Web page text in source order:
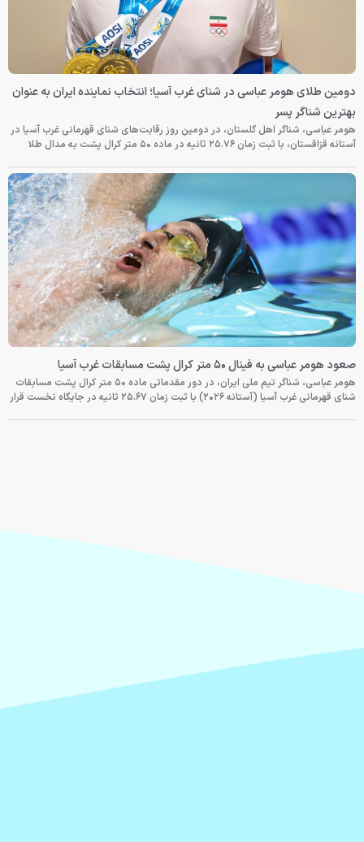
دومین طلای هومر عباسی در شنای غرب آسیا؛ انتخاب نماینده ایران به عنوان
بهترین شناگر پسر
هومر عباسی، شناگر اهل گلستان، در دومین روز رقابت‌های شنای قهرمانی غرب آسیا در
آستانه قزاقستان، با ثبت زمان ۲۵.۷۶ ثانیه در ماده ۵۰ متر کرال پشت به مدال طلا
صعود هومر عباسی به فینال ۵۰ متر کرال پشت مسابقات غرب آسیا
هومر عباسی، شناگر تیم ملی ایران، در دور مقدماتی ماده ۵۰ متر کرال پشت مسابقات
شنای قهرمانی غرب آسیا (آستانه ۲۰۲۶) با ثبت زمان ۲۵.۶۷ ثانیه در جایگاه نخست قرار